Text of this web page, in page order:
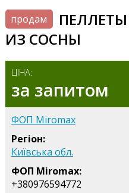
продам
ПЕЛЛЕТЫ
ИЗ СОСНЫ
ЦІНА:
за запитом
ФОП Miromax
Регіон:
Київська обл.
ФОП Miromax:
+380976594772